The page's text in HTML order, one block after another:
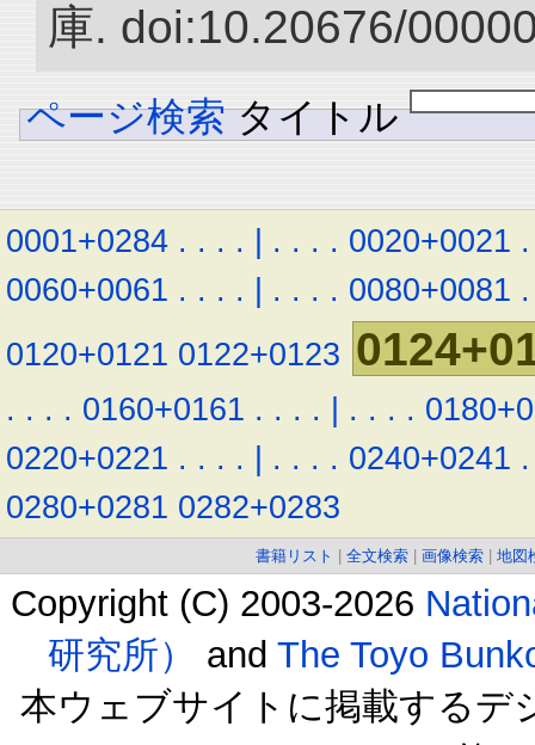
庫. doi:10.20676/
ページ検索 タイトル
0001+0284 . . . . | . . . . 0020+0021 .
0060+0061 . . . . | . . . . 0080+0081 .
0120+0121 0122+0123
. . . . 0160+0161 . . . . | . . . .
0220+0221 . . . . | . . . . 0240+0241 .
0280+0281 0282+0283
書籍リスト 全文検索 画像検索 地図
Copyright (C) 2003-2026
研究所）
and The Toyo
本ウェブサイトに掲載するデ